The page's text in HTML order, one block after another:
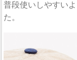
普段使いしやすい
た。